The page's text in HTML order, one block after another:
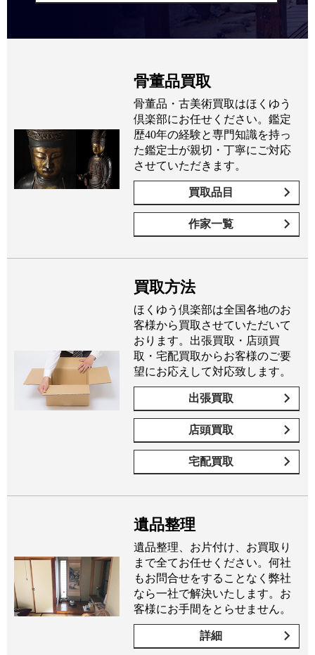
骨董品買取
骨董品・古美術買取はほくゆう
倶楽部にお任せください。鑑定
歴40年の経験と専門知識を持っ
た鑑定士が親切・丁寧にご対応
させていただきます。
買取品目
作家一覧
買取方法
ほくゆう倶楽部は全国各地のお
客様から買取させていただいて
おります。出張買取・店頭買
取・宅配買取からお客様のご要
望にお応えして対応致します。
出張買取
店頭買取
宅配買取
遺品整理
遺品整理、お片付け、お買取り
まで全てお任せください。何社
もお問合せをすることなく弊社
なら一社で解決いたします。お
客様にお手間をとらせません。
詳細